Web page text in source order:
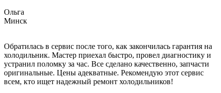
Ольга
Минск
Обратилась в сервис после того, как закончилась гарантия на
холодильник. Мастер приехал быстро, провел диагностику и
устранил поломку за час. Все сделано качественно, запчасти
оригинальные. Цены адекватные. Рекомендую этот сервис
всем, кто ищет надежный ремонт холодильников!